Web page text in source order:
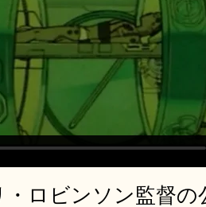
・ロビンソン監督の